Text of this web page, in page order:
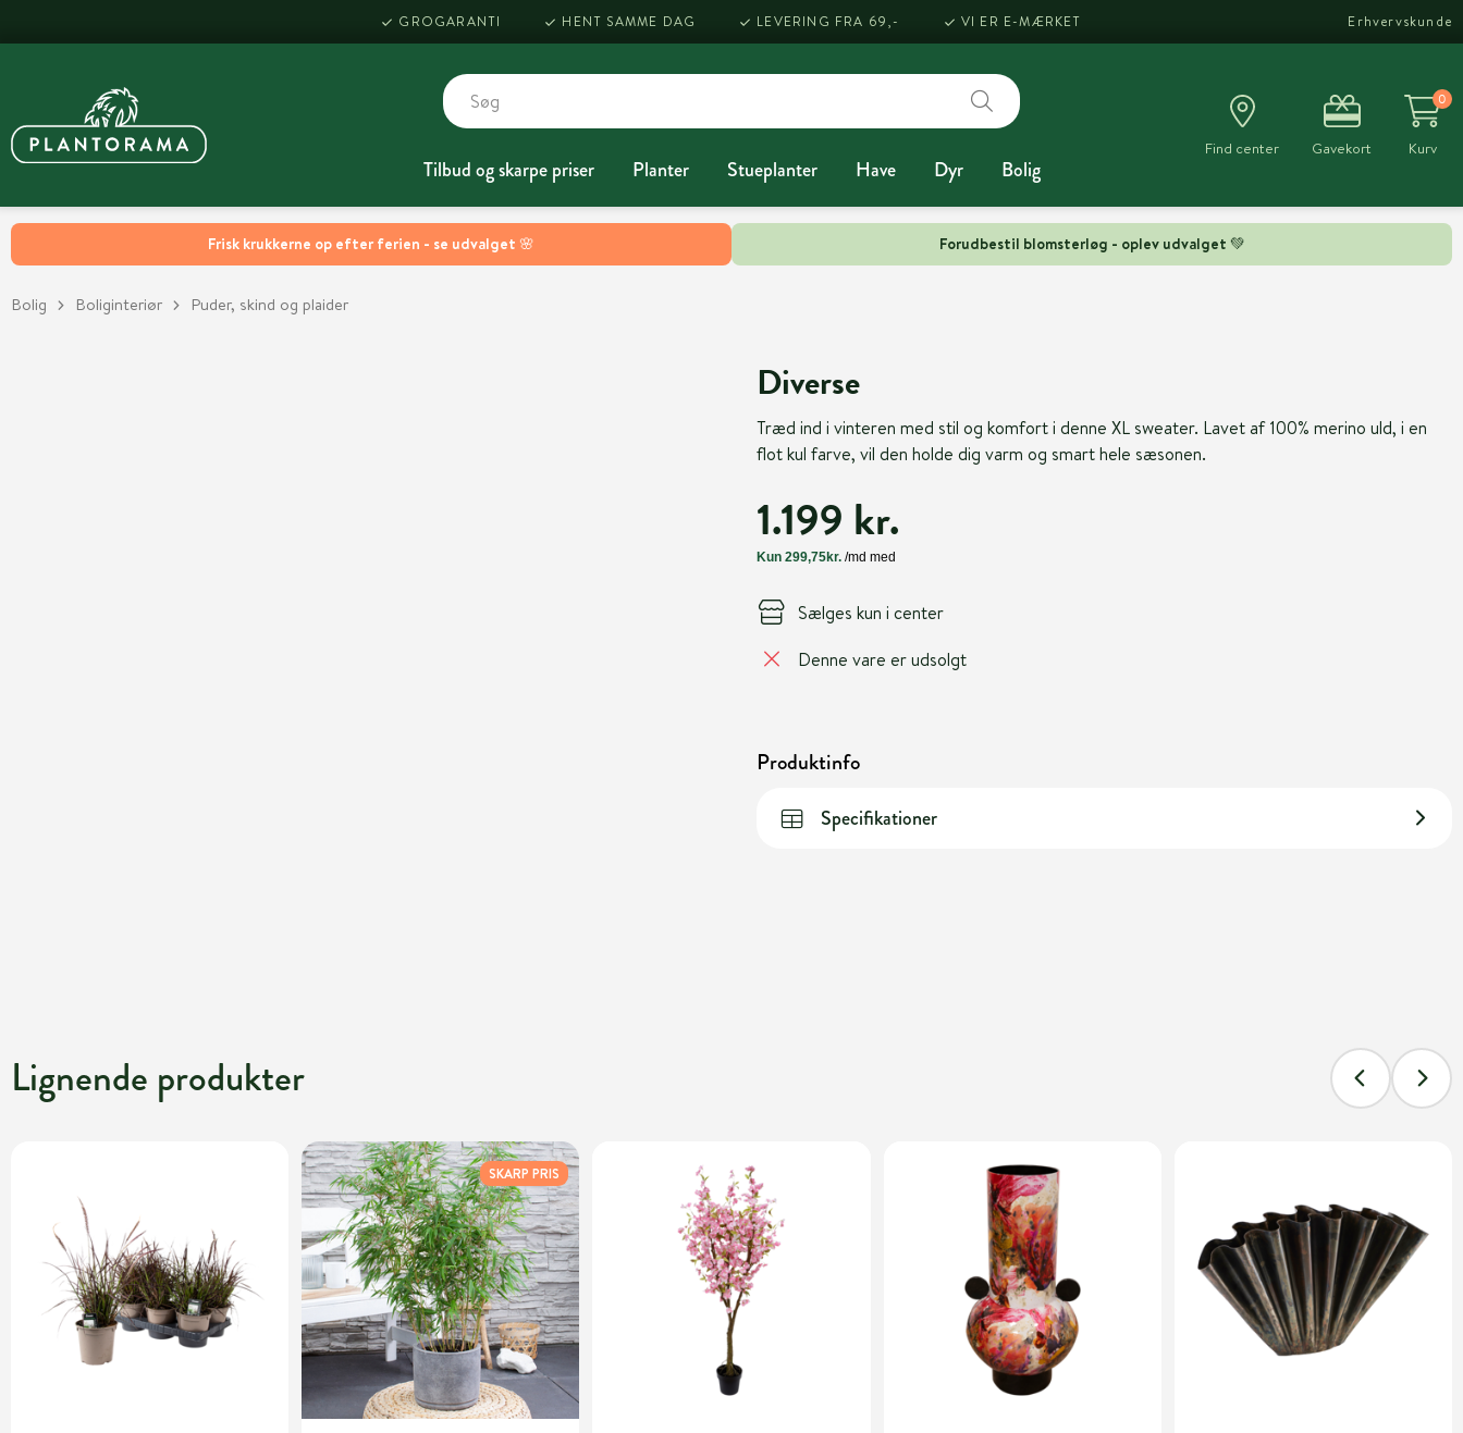
Frisk krukkerne op efter ferien - se udvalget 🌸 Forudbestil blomsterløg - oplev udvalget 💚
GROGARANTI HENT SAMME DAG LEVERING FRA 69,- VI ER E-MÆRKET Erhvervskunde
Tilbud og skarpe priser Planter Stueplanter Have Dyr Bolig
Find center Gavekort
0
Kurv
Bolig Boliginteriør Puder, skind og plaider
Diverse
Træd ind i vinteren med stil og komfort i denne XL sweater. Lavet af 100% merino uld, i en
flot kul farve, vil den holde dig varm og smart hele sæsonen.
1.199 kr.
Sælges kun i center
Denne vare er udsolgt
Produktinfo
Specifikationer
Lignende produkter
SKARP PRIS